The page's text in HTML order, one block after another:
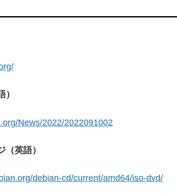
News/2022/2022091002
（英語）
debian-cd/current/amd64/iso-dvd/